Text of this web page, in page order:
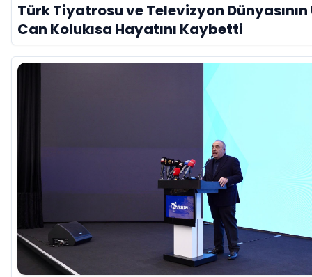
Türk Tiyatrosu ve Televizyon
Can Kolukısa Hayatını Kaybetti